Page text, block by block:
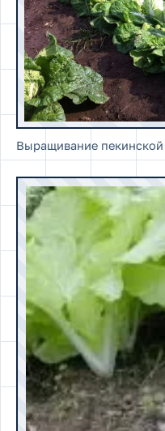
Выращивание пекинской